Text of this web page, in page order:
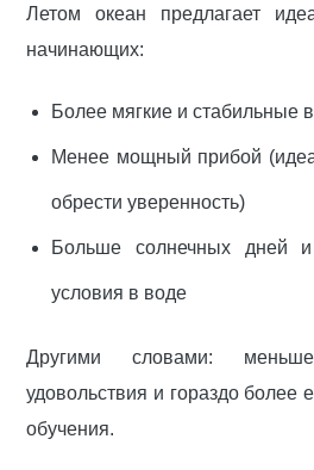
Летом океан предлагает
начинающих:
Более мягкие и стабильные
Менее мощный прибой
обрести уверенность)
Больше солнечных дней
условия в воде
Другими словами:
удовольствия и гораздо более
обучения.